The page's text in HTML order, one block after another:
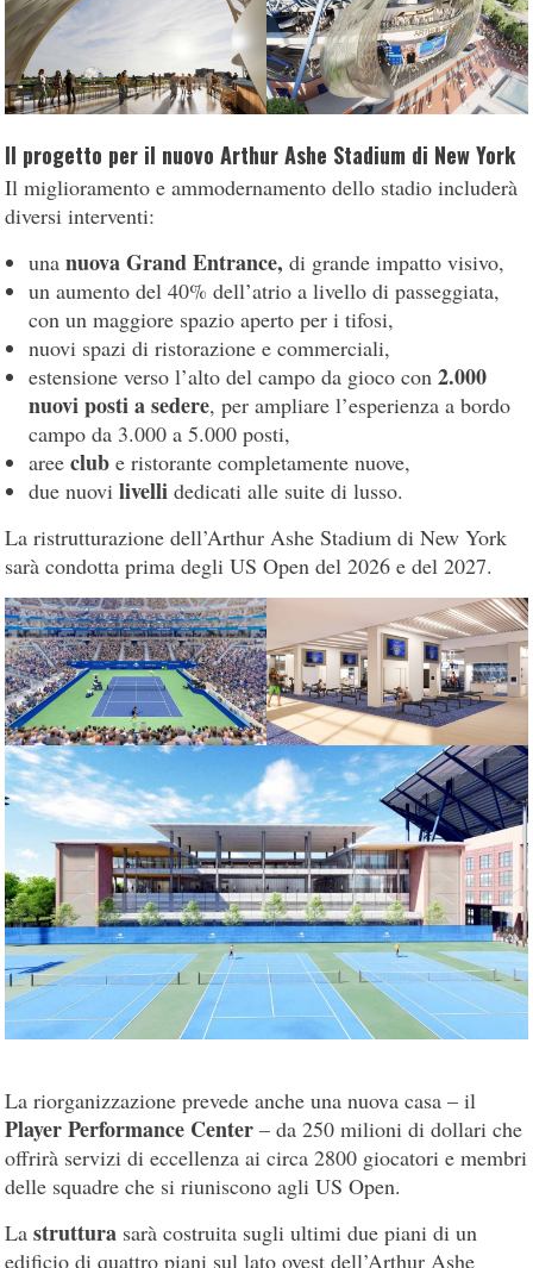
Il progetto per il nuovo Arthur Ashe Stadium di New York
Il miglioramento e ammodernamento dello stadio includerà
diversi interventi:
unanuova Grand Entrance,di grande impatto visivo,
un aumento del 40% dell’atrio a livello di passeggiata,
con un maggiore spazio aperto per i tifosi,
nuovi spazi di ristorazione e commerciali,
estensione verso l’alto del campo da gioco con2.000
nuovi posti a sedere, per ampliare l’esperienza a bordo
campo da 3.000 a 5.000 posti,
areeclub e ristorante completamente nuove,
due nuovilivelli dedicati alle suite di lusso.
La ristrutturazione dell’Arthur Ashe Stadium di New York
sarà condotta prima degli US Open del 2026 e del 2027.
La riorganizzazione prevede anche una nuova casa – il
Player Performance Center– da 250 milioni di dollari che
offrirà servizi di eccellenza ai circa 2800 giocatori e membri
delle squadre che si riuniscono agli US Open.
Lastruttura sarà costruita sugli ultimi due piani di un
edificio di quattro piani sul lato ovest dell’Arthur Ashe